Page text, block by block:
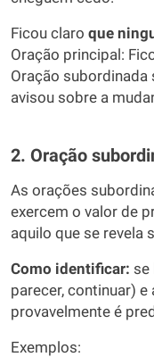
Ficou claro que
Oração principal:
Oração subordinada
avisou sobre a
2. Oração
As orações
exercem o valor de
aquilo que se revela
Como identificar: se
parecer, continuar)
provavelmente é
Exemplos: